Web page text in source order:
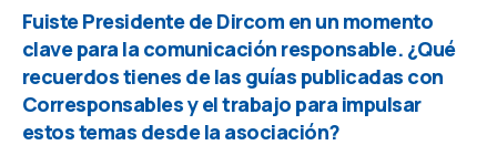
Fuiste Presidente de Dircom en un momento
clave para la comunicación responsable. ¿Qué
recuerdos tienes de las guías publicadas con
Corresponsablesy el trabajo para impulsar
estos temas desde la asociación?